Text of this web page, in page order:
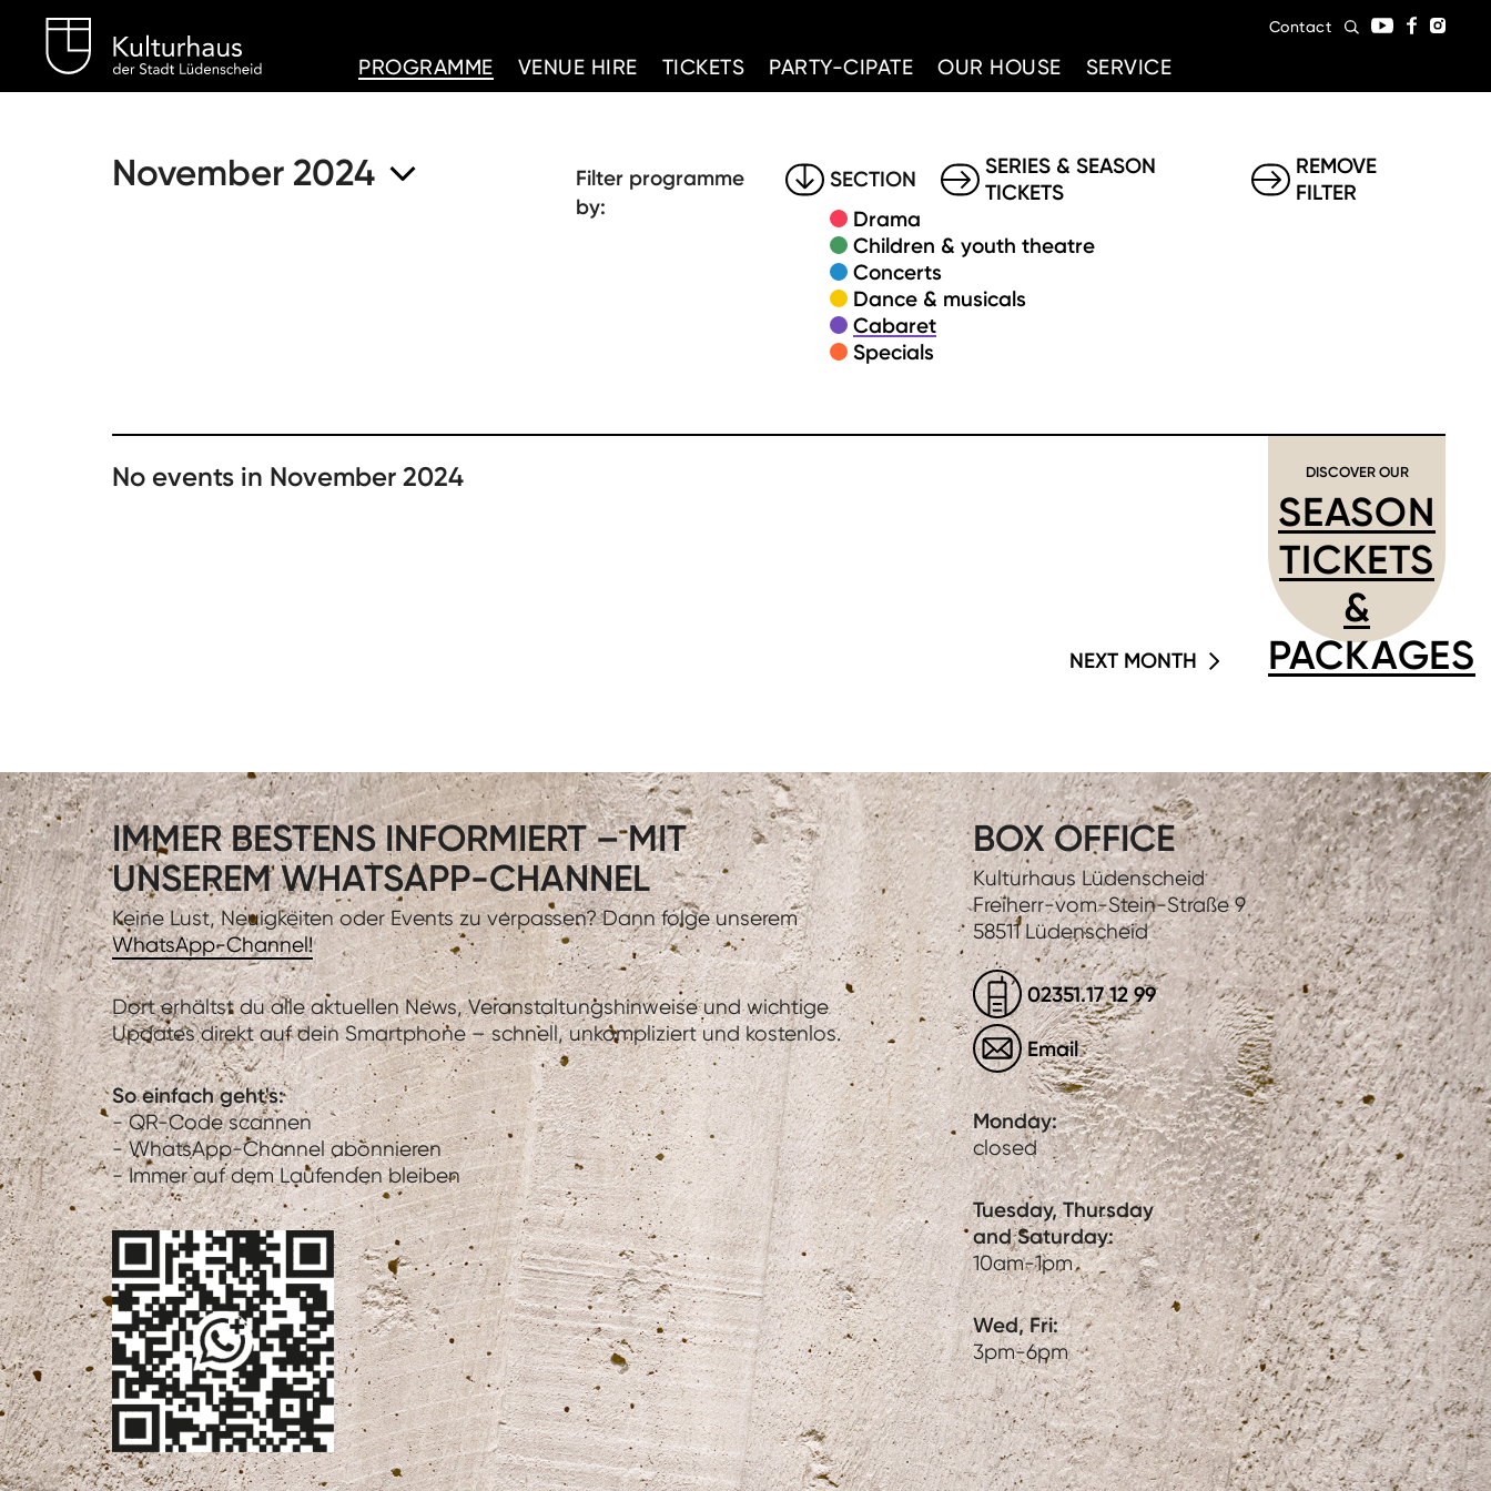
PROGRAMME
VENUE HIRE TICKETS PARTY-CIPATE OUR HOUSE SERVICE
Contact
November 2024
Filter programme
by:
SECTION
Drama
Children & youth theatre
Concerts
Dance & musicals
Cabaret
Specials
SERIES & SEASON
TICKETS
REMOVE
FILTER
No events in November 2024 DISCOVER OUR
SEASON
TICKETS
&
PACKAGES
NEXT MONTH
IMMER BESTENS INFORMIERT – MIT
UNSEREM WHATSAPP-CHANNEL
Keine Lust, Neuigkeiten oder Events zu verpassen? Dann folge unserem
WhatsApp-Channel!
Dort erhältst du alle aktuellen News, Veranstaltungshinweise und wichtige
Updates direkt auf dein Smartphone – schnell, unkompliziert und kostenlos.
So einfach geht's:
- QR-Code scannen
- WhatsApp-Channel abonnieren
- Immer auf dem Laufenden bleiben
BOX OFFICE
Kulturhaus Lüdenscheid
Freiherr-vom-Stein-Straße 9
58511 Lüdenscheid
02351.17 12 99
Email
Monday:
closed
Tuesday, Thursday
and Saturday:
10am-1pm
Wed, Fri:
3pm-6pm